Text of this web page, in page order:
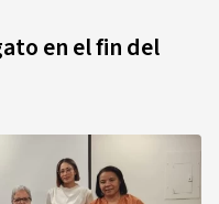
en el fin del